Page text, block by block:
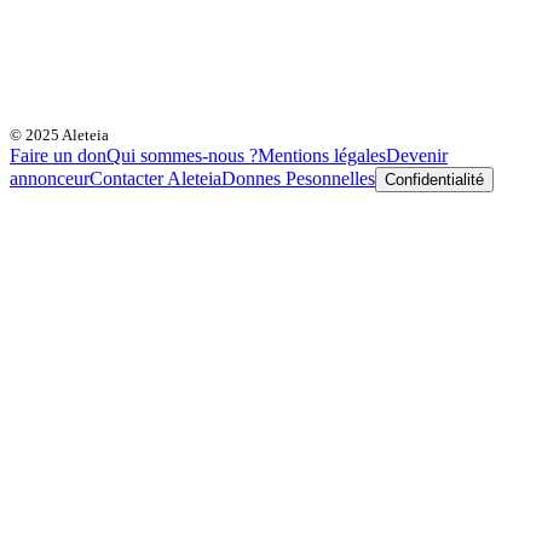
© 2025 Aleteia
Faire un donQui sommes-nous ?Mentions légalesDevenir
annonceurContacter AleteiaDonnes Pesonnelles Confidentialité